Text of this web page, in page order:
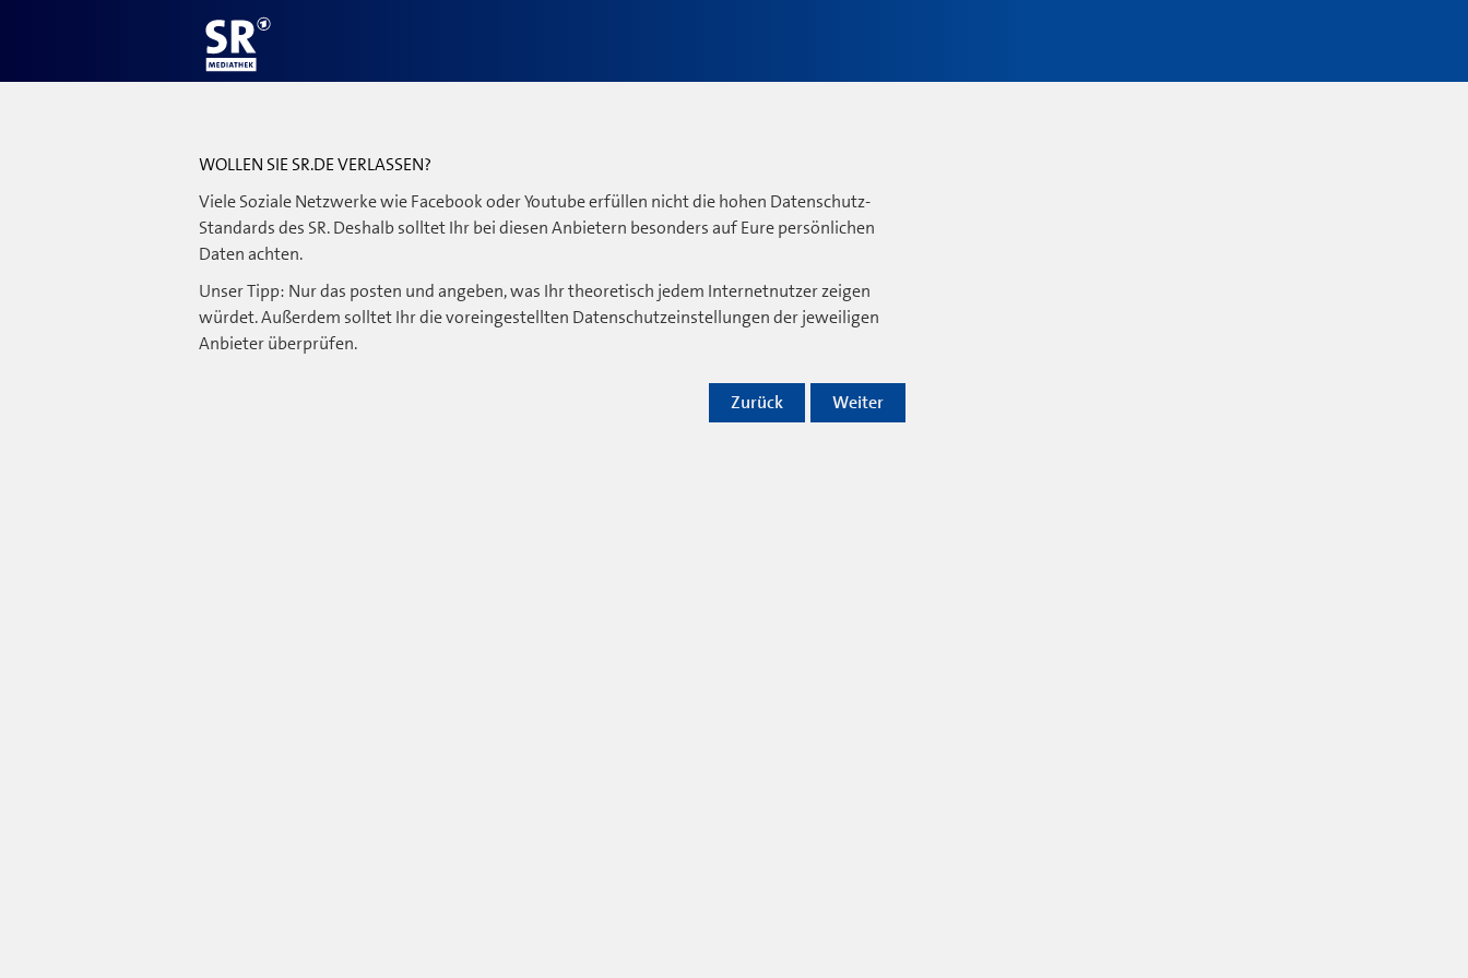
WOLLEN SIE SR.DE VERLASSEN?
Viele Soziale Netzwerke wie Facebook oder Youtube erfüllen nicht die hohen Datenschutz-
Standards des SR. Deshalb solltet Ihr bei diesen Anbietern besonders auf Eure persönlichen
Daten achten.
Unser Tipp: Nur das posten und angeben, was Ihr theoretisch jedem Internetnutzer zeigen
würdet. Außerdem solltet Ihr die voreingestellten Datenschutzeinstellungen der jeweiligen
Anbieter überprüfen.
Weiter
Zurück